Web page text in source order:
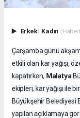
Erkek| Kadın
Çarşamba günü
etkili olan kar yağışı,
kapatırken, Malatya
ekipleri, kar yağışı ile
Büyükşehir Belediyesi
yapılan açıklamaya